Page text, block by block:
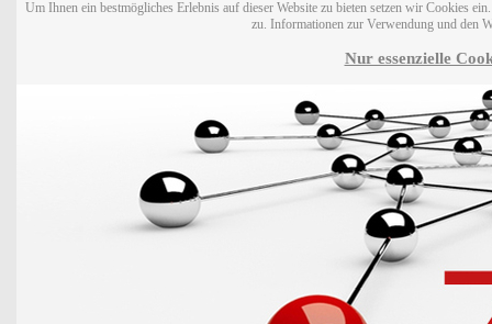
Um Ihnen ein bestmögliches Erlebnis auf dieser Website zu bieten setzen wir Cookies
zu. Informationen zur Verwendung und den
Nur essenzielle